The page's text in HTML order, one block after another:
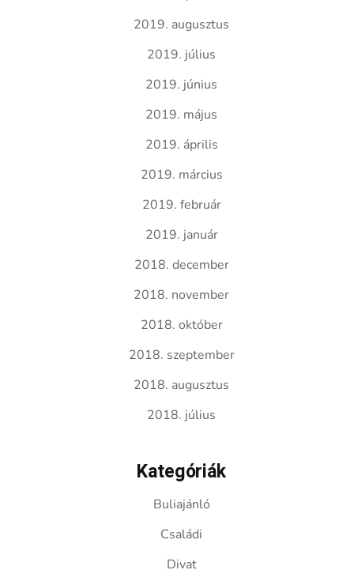
2019. augusztus
2019. július
2019. június
2019. május
2019. április
2019. március
2019. február
2019. január
2018. december
2018. november
2018. október
2018. szeptember
2018. augusztus
2018. július
Kategóriák
Buliajánló
Családi
Divat